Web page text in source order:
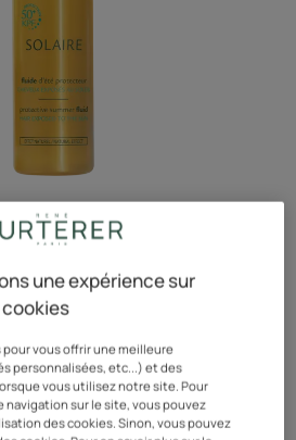
naturel et à la texture non
les cheveux sensibilisés par le
: KPF 50+*
une expérience sur
vous offrir une meilleure
personnalisées, etc...) et des
vous utilisez notre site. Pour
sur le site, vous pouvez
des cookies. Sinon, vous pouvez